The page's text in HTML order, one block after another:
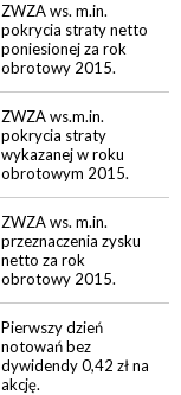
ZWZA ws. m.in.
pokrycia straty netto
poniesionej za rok
obrotowy 2015.
ZWZA ws.m.in.
pokrycia straty
wykazanej w roku
obrotowym 2015.
ZWZA ws. m.in.
przeznaczenia zysku
netto za rok
obrotowy 2015.
Pierwszy dzień
notowań bez
dywidendy 0,42 zł na
akcję.